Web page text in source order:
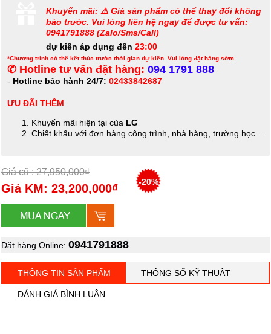
Khuyến mãi: ⚠️ Giá sản phẩm có thể thay đổi không
báo trước. Vui lòng liên hệ ngay để được tư vấn:
0941791888 (Zalo/Sms/Call)
dự kiến áp dụng đến 23:00
*Chương trình có thể kết thúc trước thời gian dự kiến. Vui lòng đặt hàng sớm
✆ Hotline tư vấn đặt hàng: 094 1791 888
- Hotline bảo hành 24/7: 02433842687
ƯU ĐÃI THÊM
Khuyến mãi hiện tại của LG
Chiết khấu với đơn hàng công trình, nhà hàng, trường học...
Giá cũ : 27,950,000₫
Giá KM: 23,200,000₫ -20%
Đặt hàng Online: 0941791888
THÔNG TIN SẢN PHẨM THÔNG SỐ KỸ THUẬT
ĐÁNH GIÁ BÌNH LUẬN